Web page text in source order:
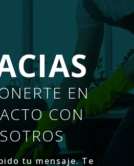
EN
CON
tu mensaje. Te